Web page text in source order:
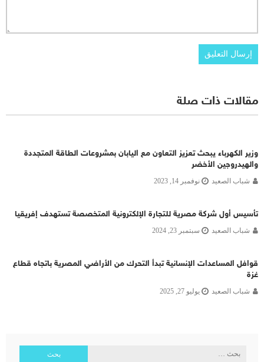
مقالات ذات صلة
وزير الكهرباء يبحث تعزيز التعاون مع اليابان بمشروعات الطاقة المتجددة
والهيدروجين الأخضر
شباب الصعيد نوفمبر 14, 2023
تأسيس أول شركة مصرية للتجارة الإلكترونية المتخصصة تستهدف إفريقيا
شباب الصعيد سبتمبر 23, 2024
قوافل المساعدات الإنسانية تبدأ التحرك من الأراضي المصرية باتجاه قطاع
غزة
شباب الصعيد يوليو 27, 2025
البحث